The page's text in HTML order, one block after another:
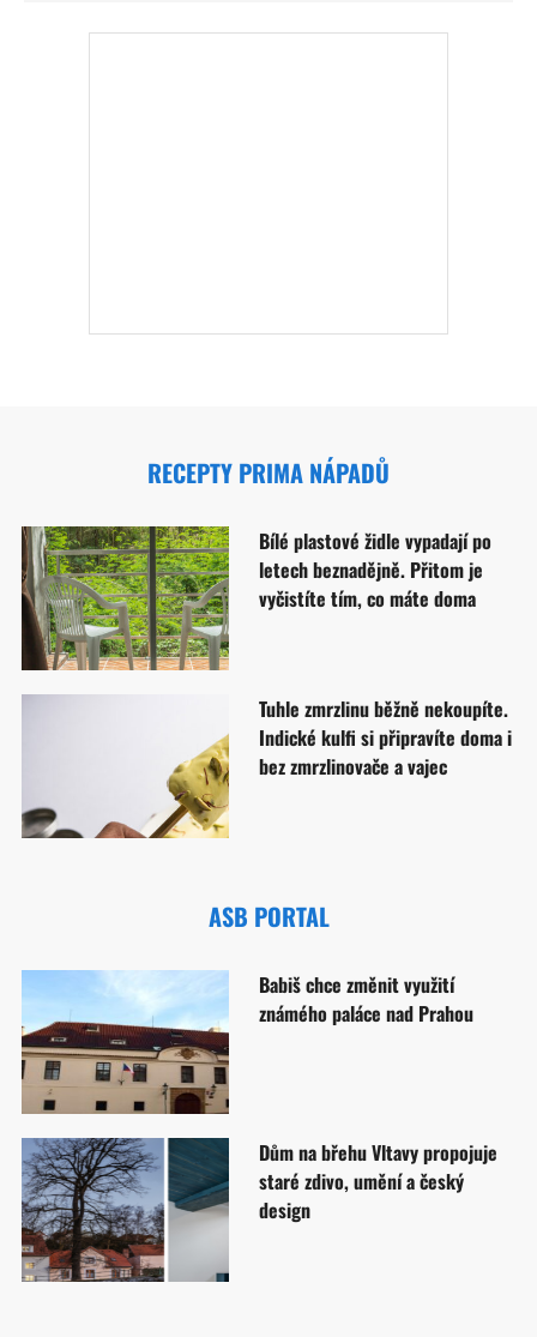
RECEPTY PRIMA NÁPADŮ
Bílé plastové židle vypadají po
letech beznadějně. Přitom je
vyčistíte tím, co máte doma
Tuhle zmrzlinu běžně nekoupíte.
Indické kulfi si připravíte doma i
bez zmrzlinovače a vajec
ASB PORTAL
Babiš chce změnit využití
známého paláce nad Prahou
Dům na břehu Vltavy propojuje
staré zdivo, umění a český
design